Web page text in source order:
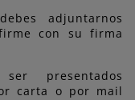
adjuntarnos
con su firma
presentados
carta o por mail